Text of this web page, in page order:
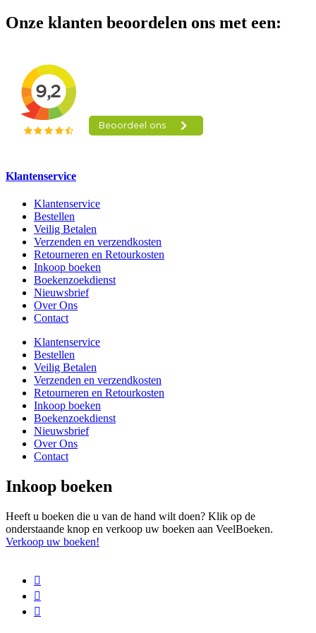
Onze klanten beoordelen ons met een:
Klantenservice
Klantenservice
Bestellen
Veilig Betalen
Verzenden en verzendkosten
Retourneren en Retourkosten
Inkoop boeken
Boekenzoekdienst
Nieuwsbrief
Over Ons
Contact
Klantenservice
Bestellen
Veilig Betalen
Verzenden en verzendkosten
Retourneren en Retourkosten
Inkoop boeken
Boekenzoekdienst
Nieuwsbrief
Over Ons
Contact
Inkoop boeken
Heeft u boeken die u van de hand wilt doen? Klik op de
onderstaande knop en verkoop uw boeken aan VeelBoeken.
Verkoop uw boeken!